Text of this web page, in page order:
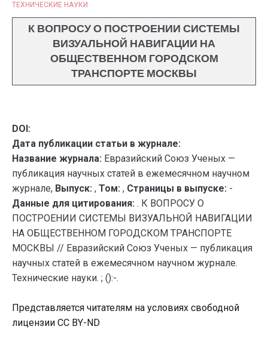
ТЕХНИЧЕСКИЕ НАУКИ
К ВОПРОСУ О ПОСТРОЕНИИ СИСТЕМЫ
ВИЗУАЛЬНОЙ НАВИГАЦИИ НА
ОБЩЕСТВЕННОМ ГОРОДСКОМ
ТРАНСПОРТЕ МОСКВЫ
DOI:
Дата публикации статьи в журнале:
Название журнала: Евразийский Союз Ученых —
публикация научных статей в ежемесячном научном
журнале, Выпуск: , Том: , Страницы в выпуске: -
Данные для цитирования: . К ВОПРОСУ О
ПОСТРОЕНИИ СИСТЕМЫ ВИЗУАЛЬНОЙ НАВИГАЦИИ
НА ОБЩЕСТВЕННОМ ГОРОДСКОМ ТРАНСПОРТЕ
МОСКВЫ // Евразийский Союз Ученых — публикация
научных статей в ежемесячном научном журнале.
Технические науки. ; ():-.
Представляется читателям на условиях свободной
лицензии CC BY-ND